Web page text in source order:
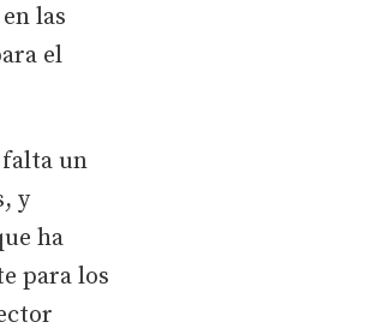
las
el
falta un
y
ha
para los